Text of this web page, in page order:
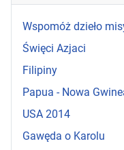
Wspomóż dzieło
Święci Azjaci
Filipiny
Papua - Nowa
USA 2014
Gawęda o Karolu